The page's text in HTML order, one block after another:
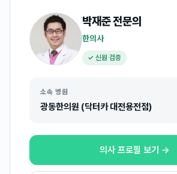
박재준전문의
한의사
✓ 신원 검증
소속 병원
광동한의원 (닥터카 대전용전점)
의사 프로필 보기 →